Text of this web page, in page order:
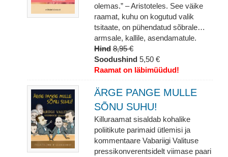
olemas.” – Aristoteles. See väike
raamat, kuhu on kogutud valik
tsitaate, on pühendatud sõbrale…
armsale, kallile, asendamatule.
Hind 8,95 €
Soodushind 5,50 €
Raamat on läbimüüdud!
ÄRGE PANGE MULLE
SÕNU SUHU!
Killuraamat sisaldab kohalike
poliitikute parimaid ütlemisi ja
kommentaare Vabariigi Valituse
pressikonverentsidelt viimase paari